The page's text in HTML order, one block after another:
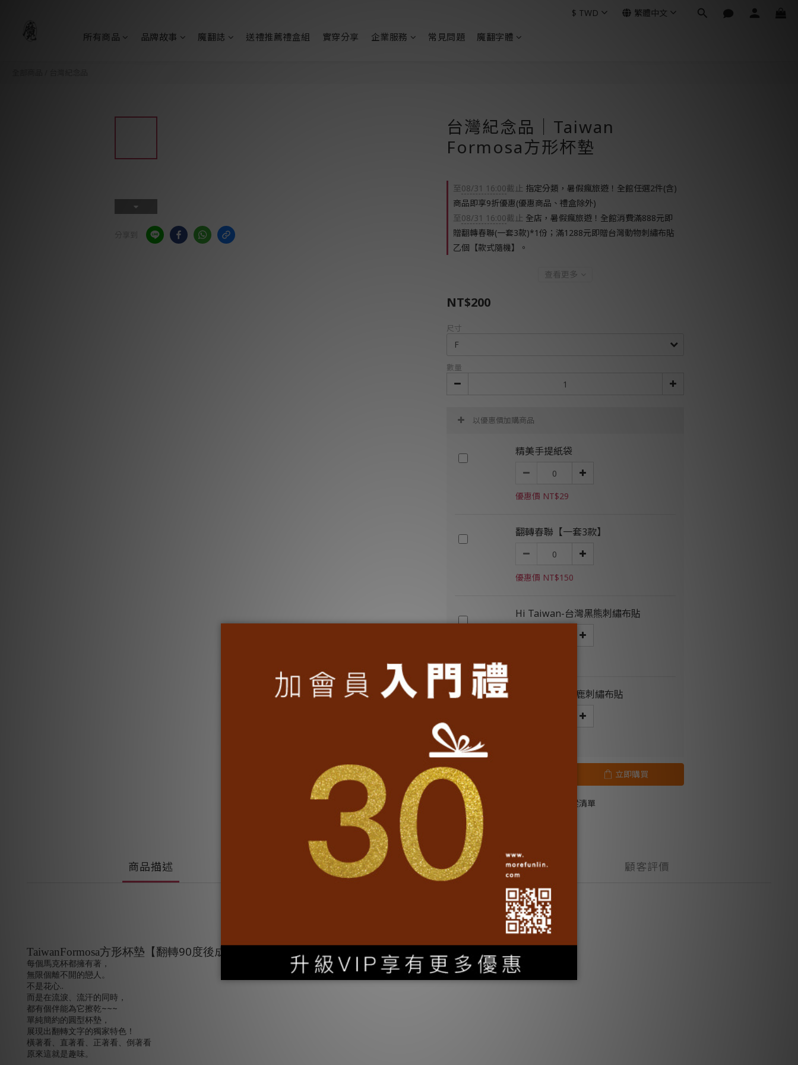
所有商品 品牌故事 魔翻誌 送禮推薦禮盒組 實穿分享 企業服務 常見問題 魔翻字體
$ TWD 繁體中文
台灣紀念品│Taiwan
Formosa方形杯墊
至08/31 16:00截止 指定分類，暑假瘋旅遊！全館任選2件(含)
商品即享9折優惠(優惠商品、禮盒除外)
至08/31 16:00截止 全店，暑假瘋旅遊！全館消費滿888元即
贈翻轉春聯(一套3款)*1份；滿1288元即贈台灣動物刺繡布貼
乙個【款式隨機】。
查看更多
NT$200
尺寸
數量
以優惠價加購商品
精美手提紙袋
優惠價 NT$29
翻轉春聯【一套3款】
優惠價 NT$150
Hi Taiwan-台灣黑熊刺繡布貼
數字台灣-梅花鹿刺繡布貼
立即購買
加入追蹤清單
商品描述 送貨及付款方式 顧客評價
TaiwanFormosa方形杯墊【翻轉90度後成為臺灣】
每個馬克杯都擁有著，
無限個離不開的戀人。
不是花心..
而是在流淚、流汗的同時，
都有個伴能為它擦乾~~~
單純簡約的圓型杯墊，
展現出翻轉文字的獨家特色！
橫著看、直著看、正著看、倒著看
原來這就是趣味。